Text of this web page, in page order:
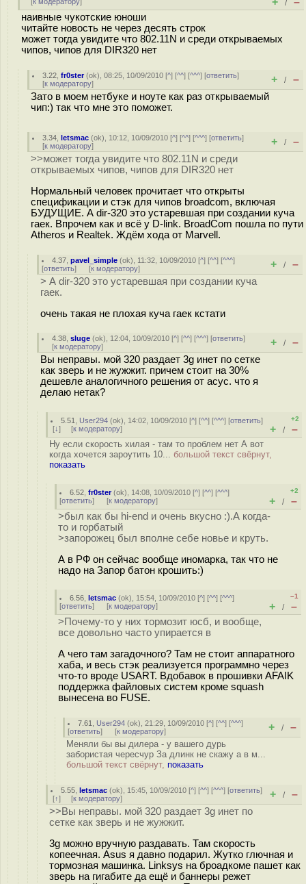
/
наивные чукотские юноши
читайте новость не через десять строк
может тогда увидите что 802.11N и среди открываемых
чипов, чипов для DIR320 нет
3.22 ,fr0ster(ok), 08:25, 10/09/2010 [^] [^^] [^^^] [ответить]
[к модератору] + / –
Зато в моем нетбуке и ноуте как раз открываемый
чип:) так что мне это поможет.
3.34 ,letsmac (ok), 10:12, 10/09/2010 [^] [^^] [^^^] [ответить]
[к модератору] + / –
>>может тогда увидите что 802.11N и среди
открываемых чипов, чипов для DIR320 нет
Нормальный человек прочитает что открыты
спецификации и стэк для чипов broadcom, включая
БУДУЩИЕ. А dir-320 это устаревшая при создании куча
гаек. Впрочем как и всё у D-link. BroadCom пошла по пути
Atheros и Realtek. Ждём хода от Marvell.
4.37 ,pavel_simple (ok), 11:32, 10/09/2010 [^] [^^] [^^^]
[ответить] [к модератору] + / –
> А dir-320 это устаревшая при создании куча
гаек.
очень такая не плохая куча гаек кстати
4.38 ,sluge (ok), 12:04, 10/09/2010 [^] [^^] [^^^] [ответить]
[к модератору] + / –
Вы неправы. мой 320 раздает 3g инет по сетке
как зверь и не жужжит. причем стоит на 30%
дешевле аналогичного решения от асус. что я
делаю нетак?
5.51 User294 (ok), 14:02, 10/09/2010 [^] [^^] [^^^] [ответить]
[↓] [к модератору]
+2
+ / –
Ну если скорость хилая - там то проблем нет А вот
когда хочется зароутить 10... большой текст свёрнут,
показать
6.52 ,fr0ster(ok), 14:08, 10/09/2010 [^] [^^] [^^^]
[ответить] [к модератору]
+2
+ / –
>был как бы hi-end и очень вкусно :).А когда-
то и горбатый
>запорожец был вполне себе новье и круть.
А в РФ он сейчас вообще иномарка, так что не
надо на Запор батон крошить:)
6.56 ,letsmac (ok), 15:54, 10/09/2010 [^] [^^] [^^^]
[ответить] [к модератору]
–1
+ / –
>Почему-то у них тормозит юсб, и вообще,
все довольно часто упирается в
А чего там загадочного? Там не стоит аппаратного
хаба, и весь стэк реализуется программно через
что-то вроде USART. Вдобавок в прошивки AFAIK
поддержка файловых систем кроме squash
вынесена во FUSE.
7.61 User294 (ok), 21:29, 10/09/2010 [^] [^^] [^^^]
[ответить] [к модератору] + / –
Меняли бы вы дилера - у вашего дурь
забористая чересчур За длинк не скажу а в м...
большой текст свёрнут, показать
5.55 ,letsmac (ok), 15:45, 10/09/2010 [^] [^^] [^^^] [ответить]
[↑] [к модератору] + / –
>>Вы неправы. мой 320 раздает 3g инет по
сетке как зверь и не жужжит.
3g можно вручную раздавать. Там скорость
копеечная. Asus я давно подарил. Жутко глючная и
тормозная машинка. Linksys на броадкоме пашет как
зверь на гигабите да ещё и баннеры режет